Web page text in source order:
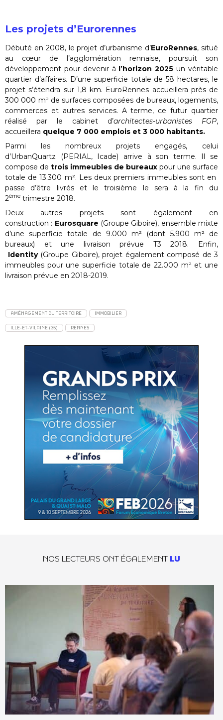
Les projets d’Eurorennes
Débuté en 2008, le projet d’urbanisme d’EuroRennes, situé
au cœur de l’agglomération rennaise, poursuit son
développement pour devenir à l’horizon 2025 un véritable
quartier d’affaires. D’une superficie totale de 58 hectares, le
projet s’étendra sur 1,8 km. EuroRennes accueillera près de
300 000 m² de surfaces composées de bureaux, logements,
commerces et autres services. A terme, ce futur quartier
réalisé par le cabinet d’architectes-urbanistes FGP,
accueillera quelque 7 000 emplois et 3 000 habitants.
Parmi les nombreux projets engagés, celui
d’UrbanQuartz (PERIAL, Icade) arrive à son terme. Il se
compose de trois immeubles de bureaux pour une surface
totale de 13.300 m². Les deux premiers immeubles sont en
passe d’être livrés et le troisième le sera à la fin du
2ème trimestre 2018.
Deux autres projets sont également en
construction : Eurosquare (Groupe Giboire), ensemble mixte
d’une superficie totale de 9.000 m² (dont 5.900 m² de
bureaux) et une livraison prévue T3 2018. Enfin,
Identity(Groupe Giboire), projet également composé de 3
immeubles pour une superficie totale de 22.000 m² et une
livraison prévue en 2018-2019.
AMÉNAGEMENT DU TERRITOIRE IMMOBILIER
ILLE-ET-VILAINE (35) RENNES
NOS LECTEURS ONT ÉGALEMENT LU